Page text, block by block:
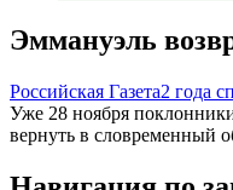
Эммануэль
Российская Газета2 года
Уже 28 ноября
вернуть в словременный